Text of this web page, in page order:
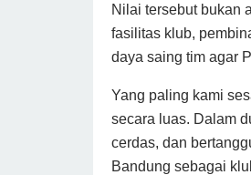
Nilai tersebut bukan
fasilitas klub,
daya saing tim agar
Yang paling kami
secara luas. Dalam
cerdas, dan
Bandung sebagai